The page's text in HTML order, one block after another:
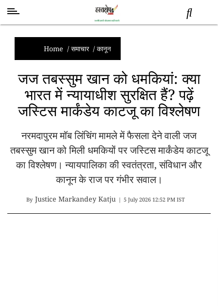
समाचार
स्तंभ
शब्द
राजनीति
मनोरंजन
तकनीक
व
विज्ञान
अन्य
Home / समाचार/ कानून
जज तबस्सुम खान को धमकियां: क्या
भारत में न्यायाधीश सुरक्षित हैं? पढ़ें
जस्टिस मार्कंडेय काटजू का विश्लेषण
नरमदापुरम मॉब लिंचिंग मामले में फैसला देने वाली जज
तबस्सुम खान को मिली धमकियों पर जस्टिस मार्कंडेय काटजू
का विश्लेषण। न्यायपालिका की स्वतंत्रता, संविधान और
कानून के राज पर गंभीर सवाल।
By Justice Markandey Katju | 5 July 2026 12:52 PM IST